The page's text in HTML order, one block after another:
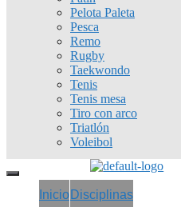
Pelota Paleta
Pesca
Remo
Rugby
Taekwondo
Tenis
Tenis mesa
Tiro con arco
Triatlón
Voleibol
Inicio Disciplinas